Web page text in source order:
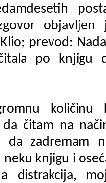
prevod:
po knjigu
količinu
da čitam na
da zadremam
knjigu i
distrakcija,